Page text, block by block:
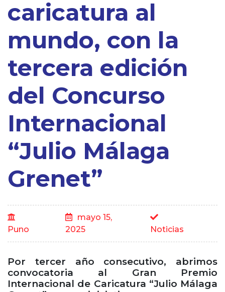
caricatura al
mundo, con la
tercera edición
del Concurso
Internacional
“Julio Málaga
Grenet”
Puno
mayo 15,
2025
Noticias
Por tercer año consecutivo, abrimos
convocatoria al Gran Premio
Internacional de Caricatura “Julio Málaga